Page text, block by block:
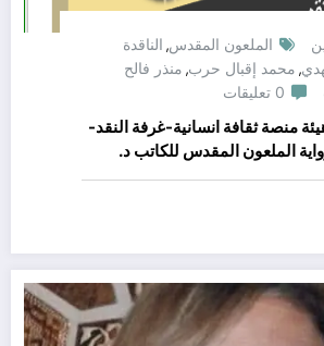
الملعون المقدس, الناقدة
, محمد إقبال حرب, منذر فالح
0 تعليقات
منصة ثقافة انسانية-غرفة النقد-
رواية الملعون المقدس للكاتب د.
الناقدة الاستاذة سهيلة حماد